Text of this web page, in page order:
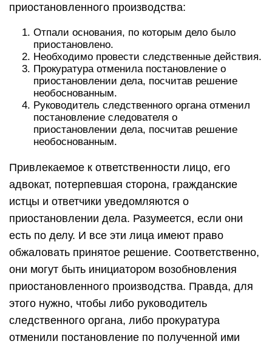
приостановленного производства:
Отпали основания, по которым дело было
приостановлено.
Необходимо провести следственные действия.
Прокуратура отменила постановление о
приостановлении дела, посчитав решение
необоснованным.
Руководитель следственного органа отменил
постановление следователя о
приостановлении дела, посчитав решение
необоснованным.
Привлекаемое к ответственности лицо, его
адвокат, потерпевшая сторона, гражданские
истцы и ответчики уведомляются о
приостановлении дела. Разумеется, если они
есть по делу. И все эти лица имеют право
обжаловать принятое решение. Соответственно,
они могут быть инициатором возобновления
приостановленного производства. Правда, для
этого нужно, чтобы либо руководитель
следственного органа, либо прокуратура
отменили постановление по полученной ими